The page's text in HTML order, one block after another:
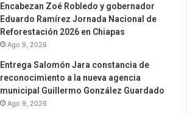
Encabezan Zoé Robledo y gobernador
Eduardo Ramírez Jornada Nacional de
Reforestación 2026 en Chiapas
Ago 9, 2026
Entrega Salomón Jara constancia de
reconocimiento a la nueva agencia
municipal Guillermo González Guardado
Ago 9, 2026